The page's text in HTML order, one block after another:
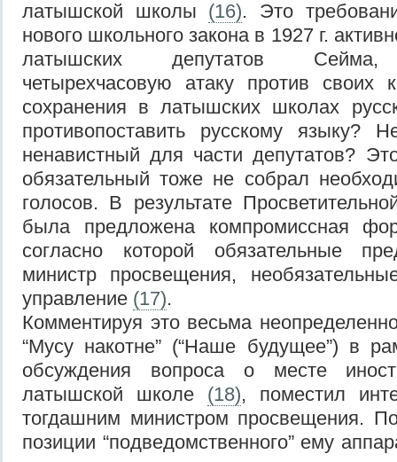
латышской школы (16). Это
нового школьного закона в 1927 г.
латышских депутатов Сейма,
четырехчасовую атаку против своих
сохранения в латышских школах
противопоставить русскому языку?
ненавистный для части депутатов?
обязательный тоже не собрал
голосов. В результате
была предложена компромиссная
согласно которой обязательные
министр просвещения,
управление (17).
Комментируя это весьма
“Мусу накотне” (“Наше будущее”) в
обсуждения вопроса о месте
латышской школе (18), поместил
тогдашним министром просвещения.
позиции “подведомственного” ему